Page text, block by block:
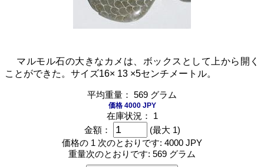
マルモル石の大きなカメは、ボックスとして上から開く
ことができた。サイズ16× 13 ×5センチメートル。
平均重量： 569 グラム
価格 4000 JPY
在庫状況： 1
金額：
(最大 1)
価格の 1 次のとおりです: 4000 JPY
重量次のとおりです: 569 グラム